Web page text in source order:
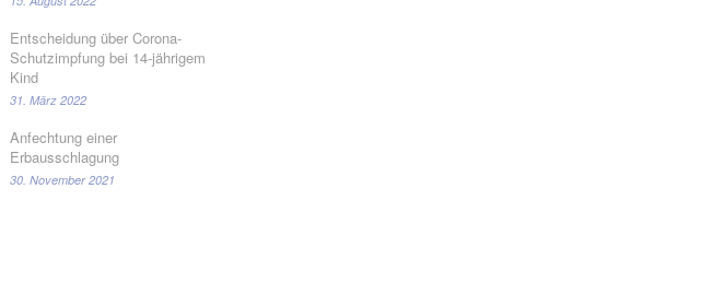
Entscheidung über Corona-
Schutzimpfung bei 14-jährigem
Kind
31. März 2022
Anfechtung einer
Erbausschlagung
30. November 2021